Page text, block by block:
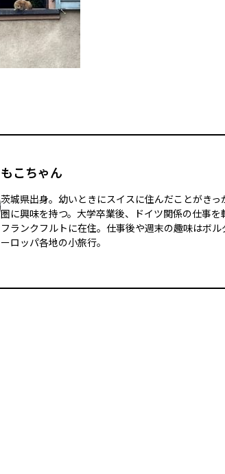
もこちゃん
茨城県出身。幼いときにスイスに住んだことがき
圏に興味を持つ。大学卒業後、ドイツ関係の仕事
フランクフルトに在住。仕事後や週末の趣味はボ
ーロッパ各地の小旅行。